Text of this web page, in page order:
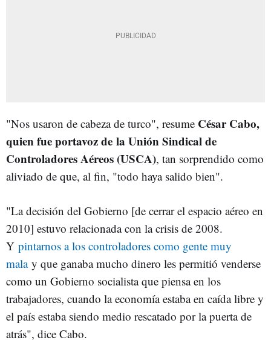
"Nos usaron de cabeza de turco", resume César Cabo,
quien fue portavoz de la Unión Sindical de
Controladores Aéreos (USCA), tan sorprendido como
aliviado de que, al fin, "todo haya salido bien".
"La decisión del Gobierno [de cerrar el espacio aéreo en
2010] estuvo relacionada con la crisis de 2008.
Y pintarnos a los controladores como gente muy
malay que ganaba mucho dinero les permitió venderse
como un Gobierno socialista que piensa en los
trabajadores, cuando la economía estaba en caída libre y
el país estaba siendo medio rescatado por la puerta de
atrás", dice Cabo.